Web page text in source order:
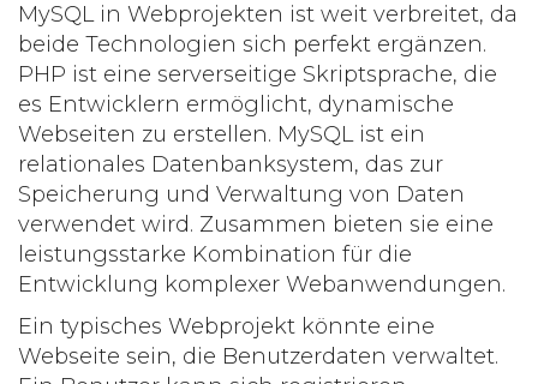
MySQL in Webprojekten ist weit verbreitet, da
beide Technologien sich perfekt ergänzen.
PHP ist eine serverseitige Skriptsprache, die
es Entwicklern ermöglicht, dynamische
Webseiten zu erstellen. MySQL ist ein
relationales Datenbanksystem, das zur
Speicherung und Verwaltung von Daten
verwendet wird. Zusammen bieten sie eine
leistungsstarke Kombination für die
Entwicklung komplexer Webanwendungen.
Ein typisches Webprojekt könnte eine
Webseite sein, die Benutzerdaten verwaltet.